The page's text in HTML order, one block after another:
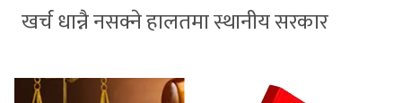
खर्च धान्नै नसक्ने हालतमा स्थानीय सरकार